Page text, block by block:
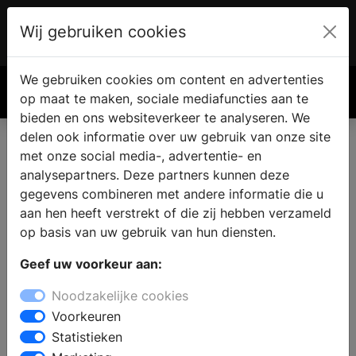
€ 0.00
Wij gebruiken cookies
We gebruiken cookies om content en advertenties
op maat te maken, sociale mediafuncties aan te
bieden en ons websiteverkeer te analyseren. We
delen ook informatie over uw gebruik van onze site
met onze social media-, advertentie- en
analysepartners. Deze partners kunnen deze
gegevens combineren met andere informatie die u
aan hen heeft verstrekt of die zij hebben verzameld
op basis van uw gebruik van hun diensten.
Geef uw voorkeur aan:
Noodzakelijke cookies
Voorkeuren
Statistieken